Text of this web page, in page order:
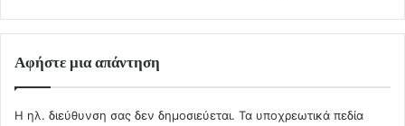
Αφήστε μια απάντηση
Η ηλ. διεύθυνση σας δεν δημοσιεύεται. Τα υποχρεωτικά πεδία